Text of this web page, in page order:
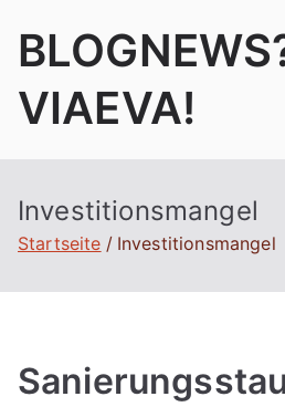
Inhalt
VIAEVA!
Investitionsmangel
Startseite Investitionsmangel